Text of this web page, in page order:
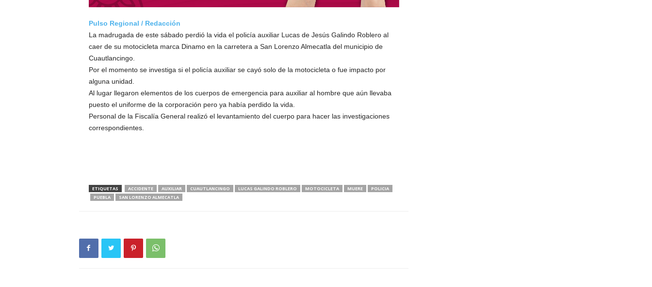
Pulso Regional / Redacción
La madrugada de este sábado perdió la vida el policía auxiliar Lucas de Jesús Galindo Roblero al
caer de su motocicleta marca Dinamo en la carretera a San Lorenzo Almecatla del municipio de
Cuautlancingo.
Por el momento se investiga si el policía auxiliar se cayó solo de la motocicleta o fue impacto por
alguna unidad.
Al lugar llegaron elementos de los cuerpos de emergencia para auxiliar al hombre que aún llevaba
puesto el uniforme de la corporación pero ya había perdido la vida.
Personal de la Fiscalía General realizó el levantamiento del cuerpo para hacer las investigaciones
correspondientes.
ETIQUETAS ACCIDENTE AUXILIAR CUAUTLANCINGO LUCAS GALINDO ROBLERO MOTOCICLETA MUERE
POLICIA
PUEBLA
SAN LORENZO ALMECATLA